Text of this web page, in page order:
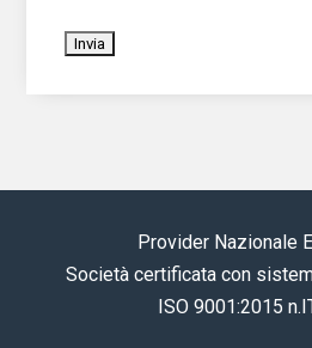
Provider Nazionale
Società certificata con
ISO 9001:2015